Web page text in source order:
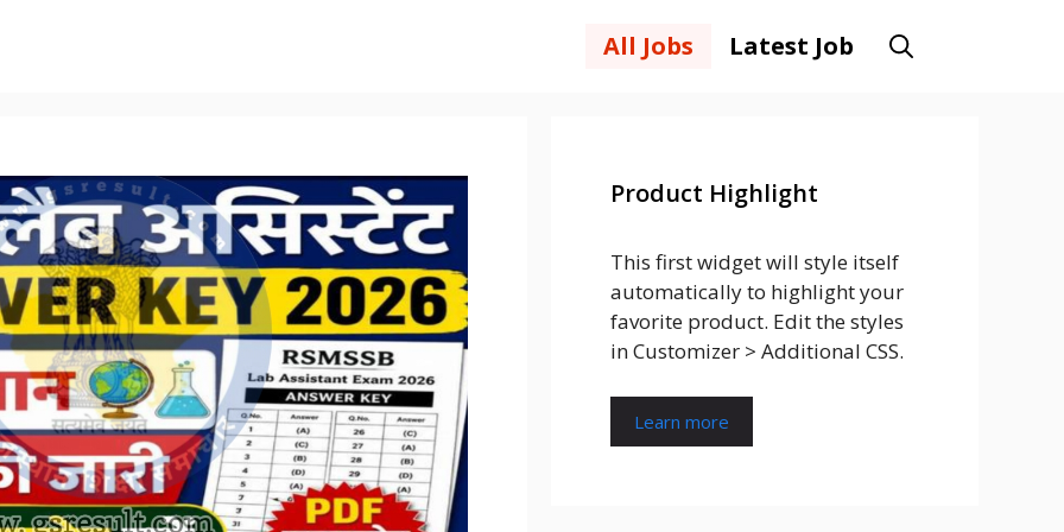
All Jobs Latest Job
Product Highlight
This first widget will style itself
automatically to highlight your
favorite product. Edit the styles
in Customizer > Additional CSS.
Learn more